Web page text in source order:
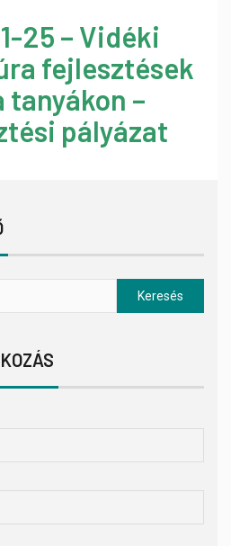
25 – Vidéki
fejlesztések
–
pályázat